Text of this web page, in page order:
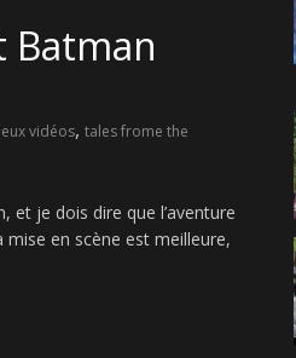
Batman
jeux vidéos, tales frome the
et je dois dire que l’aventure
en scène est meilleure,